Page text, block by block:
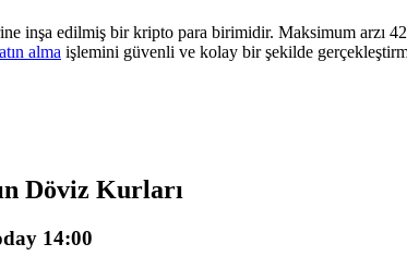
inşa edilmiş bir kripto para birimidir. Maksimum arzı
alma işlemini güvenli ve kolay bir şekilde
Döviz Kurları
14:00